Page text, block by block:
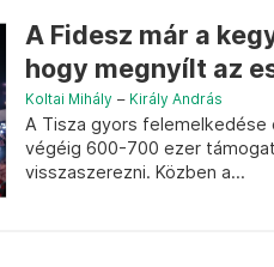
A Fidesz már a
hogy megnyílt az
Koltai Mihály – Király András
A Tisza gyors felemelkedése
végéig 600-700 ezer
visszaszerezni. Közben a...